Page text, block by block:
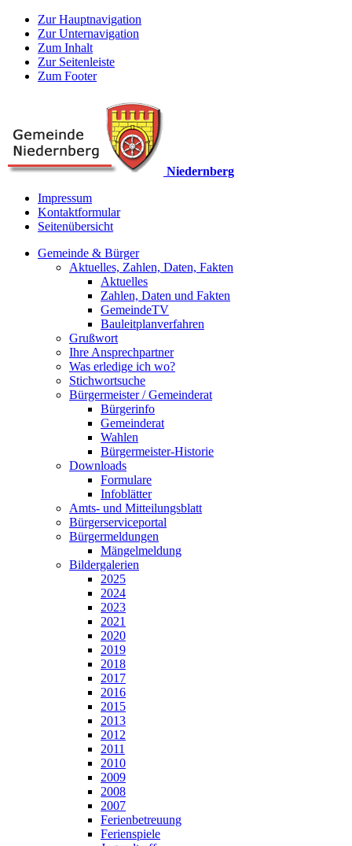
Zur Hauptnavigation
Zur Unternavigation
Zum Inhalt
Zur Seitenleiste
Zum Footer
Niedernberg
Impressum
Kontaktformular
Seitenübersicht
Gemeinde & Bürger
Aktuelles, Zahlen, Daten, Fakten
Aktuelles
Zahlen, Daten und Fakten
GemeindeTV
Bauleitplanverfahren
Grußwort
Ihre Ansprechpartner
Was erledige ich wo?
Stichwortsuche
Bürgermeister / Gemeinderat
Bürgerinfo
Gemeinderat
Wahlen
Bürgermeister-Historie
Downloads
Formulare
Infoblätter
Amts- und Mitteilungsblatt
Bürgerserviceportal
Bürgermeldungen
Mängelmeldung
Bildergalerien
2025
2024
2023
2021
2020
2019
2018
2017
2016
2015
2013
2012
2011
2010
2009
2008
2007
Ferienbetreuung
Ferienspiele